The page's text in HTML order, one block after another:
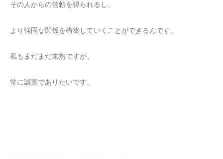
その人からの信頼を得られるし、
より強固な関係を構築していくことができるんです。
私もまだまだ未熟ですが、
常に誠実でありたいです。